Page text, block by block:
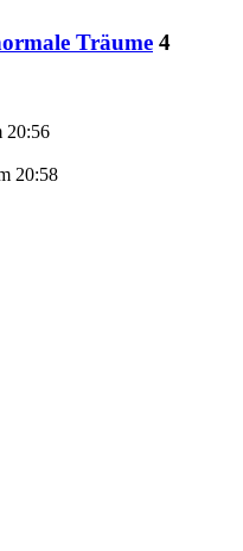
Träume 4
20:56
20:58